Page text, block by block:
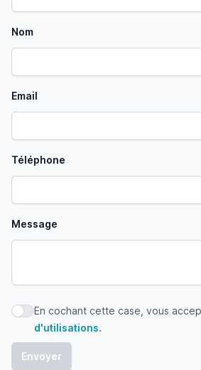
Nom
Email
Téléphone
Message
En cochant cette case, vous
En cochant cette case, vous
d'utilisations.